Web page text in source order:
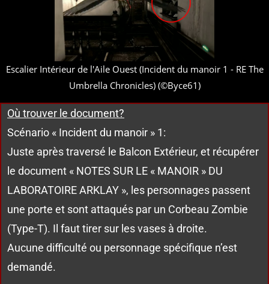
Escalier Intérieur de l'Aile Ouest (Incident du manoir 1 - RE The
Umbrella Chronicles) (©Byce61)
Où trouver le document?
Scénario « Incident du manoir » 1:
Juste après traversé le Balcon Extérieur, et récupérer
le document « NOTES SUR LE « MANOIR » DU
LABORATOIRE ARKLAY », les personnages passent
une porte et sont attaqués par un Corbeau Zombie
(Type-T). Il faut tirer sur les vases à droite.
Aucune difficulté ou personnage spécifique n’est
demandé.